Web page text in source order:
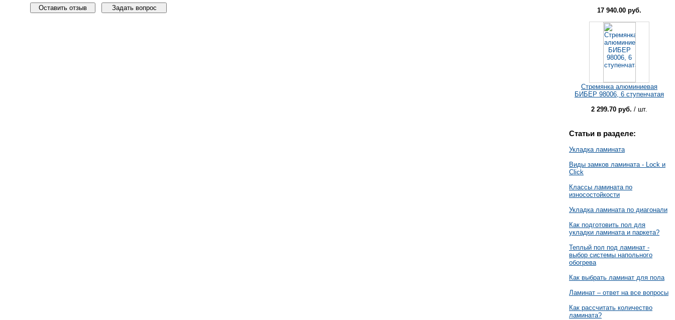
Оставить отзыв Задать вопрос
17 940.00 руб.
Стремянка алюминиевая
БИБЕР 98006, 6 ступенчатая
2 299.70 руб. / шт.
Статьи в разделе:
Укладка ламината
Виды замков ламината - Lock и
Click
Классы ламината по
износостойкости
Укладка ламината по диагонали
Как подготовить пол для
укладки ламината и паркета?
Теплый пол под ламинат -
выбор системы напольного
обогрева
Как выбрать ламинат для пола
Ламинат – ответ на все вопросы
Как рассчитать количество
ламината?